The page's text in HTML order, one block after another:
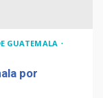
GUATEMALA
por